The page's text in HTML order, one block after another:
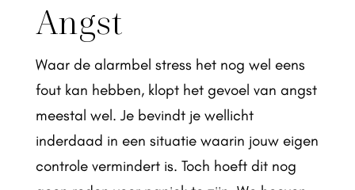
Angst
Waar de alarmbel stress het nog wel eens
fout kan hebben, klopt het gevoel van angst
meestal wel. Je bevindt je wellicht
inderdaad in een situatie waarin jouw eigen
controle vermindert is. Toch hoeft dit nog